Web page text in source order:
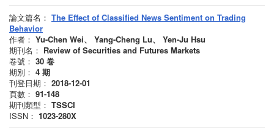
論文篇名： The Effect of Classified News Sentiment on Trading
Behavior
作者： Yu-Chen Wei、 Yang-Cheng Lu、 Yen-Ju Hsu
期刊名： Review of Securities and Futures Markets
卷號： 30 卷
期別： 4 期
刊登日期： 2018-12-01
頁數： 91-148
期刊類型： TSSCI
ISSN： 1023-280X